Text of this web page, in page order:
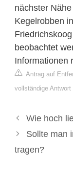
nächster
Kegelrobben
beobachtet
Informationen
Antrag auf
vollständige
Wie hoch
Sollte man
tragen?